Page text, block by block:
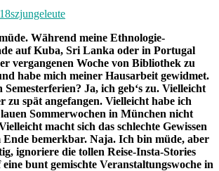
szjungeleute
Während meine Ethnologie-
auf Kuba, Sri Lanka oder in Portugal
vergangenen Woche von Bibliothek zu
habe mich meiner Hausarbeit gewidmet.
Ja, ich geb‘s zu. Vielleicht
zu spät angefangen. Vielleicht habe ich
Sommerwochen in München nicht
macht sich das schlechte Gewissen
Ende bemerkbar. Naja. Ich bin müde, aber
ignoriere die tollen Reise-Insta-Stories
bunt gemischte Veranstaltungswoche in